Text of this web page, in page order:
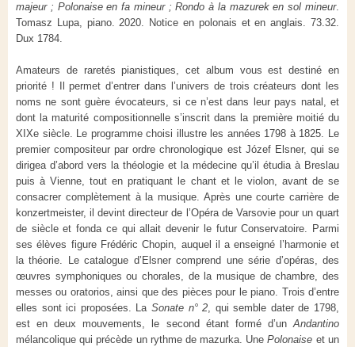
majeur ; Polonaise en fa mineur ; Rondo à la mazurek en sol mineur.
Tomasz Lupa, piano. 2020. Notice en polonais et en anglais. 73.32.
Dux 1784.
Amateurs de raretés pianistiques, cet album vous est destiné en
priorité ! Il permet d’entrer dans l’univers de trois créateurs dont les
noms ne sont guère évocateurs, si ce n’est dans leur pays natal, et
dont la maturité compositionnelle s’inscrit dans la première moitié du
XIXe siècle. Le programme choisi illustre les années 1798 à 1825. Le
premier compositeur par ordre chronologique est Józef Elsner, qui se
dirigea d’abord vers la théologie et la médecine qu’il étudia à Breslau
puis à Vienne, tout en pratiquant le chant et le violon, avant de se
consacrer complètement à la musique. Après une courte carrière de
konzertmeister, il devint directeur de l’Opéra de Varsovie pour un quart
de siècle et fonda ce qui allait devenir le futur Conservatoire. Parmi
ses élèves figure Frédéric Chopin, auquel il a enseigné l’harmonie et
la théorie. Le catalogue d’Elsner comprend une série d’opéras, des
œuvres symphoniques ou chorales, de la musique de chambre, des
messes ou oratorios, ainsi que des pièces pour le piano. Trois d’entre
elles sont ici proposées. La Sonate n° 2 , qui semble dater de 1798,
est en deux mouvements, le second étant formé d’un Andantino
mélancolique qui précède un rythme de mazurka. UnePolonaise et un